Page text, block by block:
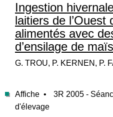
Ingestion
laitiers de l’Ouest
alimentés avec
d’ensilage de
G. TROU, P. KERNEN, P.
Affiche •
3R 2005 -
d'élevage